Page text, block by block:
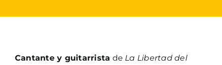
Cantante y guitarrista de La Libertad del